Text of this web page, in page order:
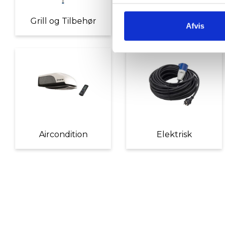
Afvis
Grill og Tilbehør Indvendigt Udstyr
Aircondition Elektrisk